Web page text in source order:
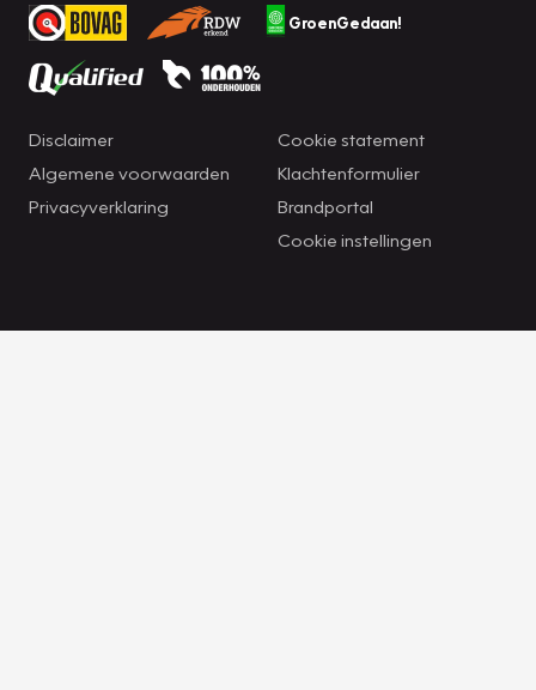
GroenGedaan!
Disclaimer
Algemene voorwaarden
Privacyverklaring
Cookie statement
Klachtenformulier
Brandportal
Cookie instellingen